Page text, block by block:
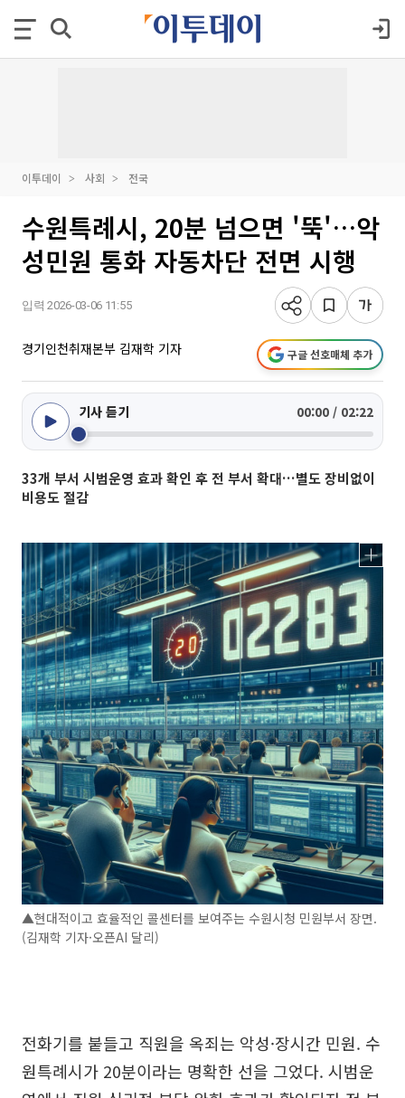
이투데이 사회 전국
수원특례시, 20분 넘으면 '뚝'…악
성민원 통화 자동차단 전면 시행
입력 2026-03-06 11:55
경기인천취재본부 김재학 기자 구글 선호매체 추가
기사 듣기 00:00 / 02:22
33개 부서 시범운영 효과 확인 후 전 부서 확대…별도 장비없이
비용도 절감
▲현대적이고 효율적인 콜센터를 보여주는 수원시청 민원부서 장면.
(김재학 기자·오픈AI 달리)
전화기를 붙들고 직원을 옥죄는 악성·장시간 민원. 수
원특례시가 20분이라는 명확한 선을 그었다. 시범운